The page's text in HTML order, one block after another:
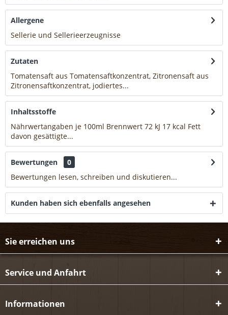
Allergene
Sellerie und Sellerieerzeugnisse
Zutaten
Tomatensaft aus Tomatensaftkonzentrat, Zitronensaft aus
Zitronensaftkonzentrat, jodiertes...
Inhaltsstoffe
Nährwertangaben je 100ml Brennwert 72 kJ 17 kcal Fett
davon gesättigte...
Bewertungen
0
Bewertungen lesen, schreiben und diskutieren...
Kunden haben sich ebenfalls angesehen
Sie erreichen uns
Service und Anfahrt
Informationen